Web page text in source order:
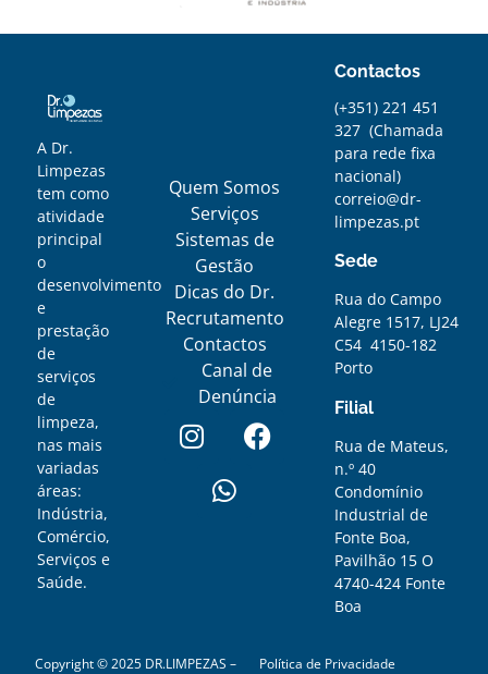
A Dr.
Limpezas
tem como
atividade
principal
o
desenvolvimento
e
prestação
de
serviços
de
limpeza,
nas mais
variadas
áreas:
Indústria,
Comércio,
Serviços e
Saúde.
Quem Somos
Serviços
Sistemas de
Gestão
Dicas do Dr.
Recrutamento
Contactos
Canal de
Denúncia
Contactos
(+351) 221 451
327(Chamada
para rede fixa
nacional)
correio@dr-
limpezas.pt
Sede
Rua do Campo
Alegre 1517, LJ24
C54 4150-182
Porto
Filial
Rua de Mateus,
n.º 40
Condomínio
Industrial de
Fonte Boa,
Pavilhão 15 O
4740-424 Fonte
Boa
Copyright © 2025 DR.LIMPEZAS – Política de Privacidade